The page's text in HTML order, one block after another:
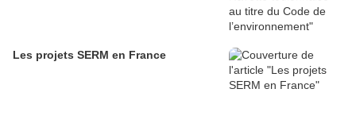
Les projets SERM en France